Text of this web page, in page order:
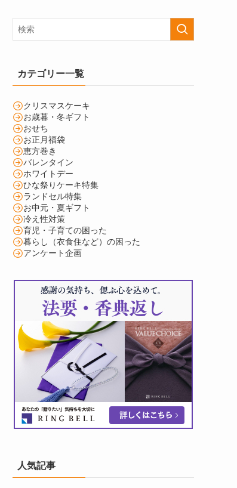
カテゴリー一覧
クリスマスケーキ
お歳暮・冬ギフト
おせち
お正月福袋
恵方巻き
バレンタイン
ホワイトデー
ひな祭りケーキ特集
ランドセル特集
お中元・夏ギフト
冷え性対策
育児・子育ての困った
暮らし（衣食住など）の困った
アンケート企画
人気記事